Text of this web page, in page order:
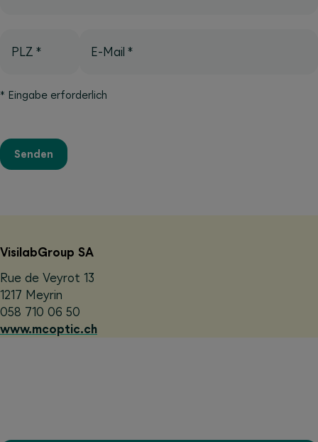
PLZ * E-Mail *
* Eingabe erforderlich
Senden
VisilabGroup SA
Rue de Veyrot 13
1217 Meyrin
058 710 06 50
www.mcoptic.ch